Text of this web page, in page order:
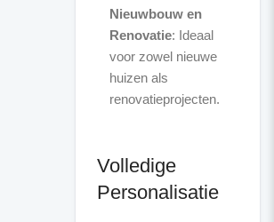
Nieuwbouw en
Renovatie: Ideaal
voor zowel nieuwe
huizen als
renovatieprojecten.
Volledige
Personalisatie